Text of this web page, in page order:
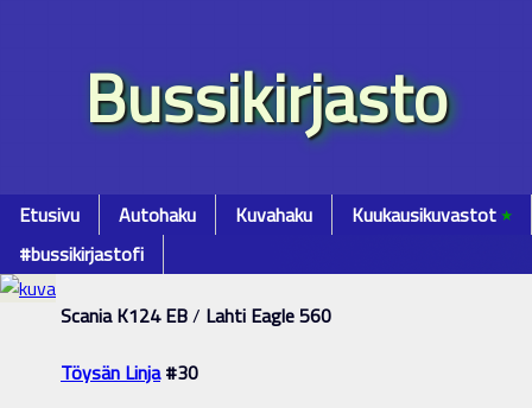
Bussikirjasto
Etusivu Autohaku Kuvahaku Kuukausikuvastot٭
#bussikirjastofi
Scania K124 EB/ Lahti Eagle 560
Töysän Linja#30